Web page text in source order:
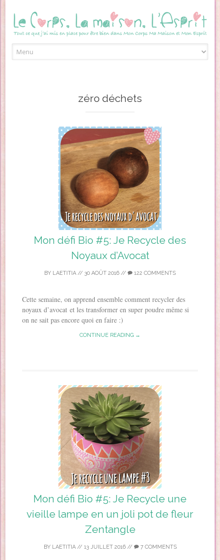
zéro déchets
Mon défi Bio #5: Je Recycle des
Noyaux d’Avocat
BY LAETITIA // 30 AOÛT 2016 // 122 COMMENTS
Cette semaine, on apprend ensemble comment recycler des
noyaux d’avocat et les transformer en super poudre même si
on ne sait pas encore quoi en faire :)
CONTINUE READING →
Mon défi Bio #5: Je Recycle une
vieille lampe en un joli pot de fleur
Zentangle
BY LAETITIA// 13 JUILLET 2016// 7 COMMENTS